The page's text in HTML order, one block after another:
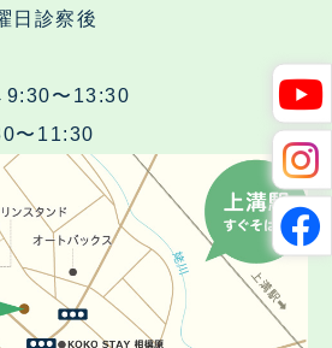
日診察後
〜13:30
〜11:30